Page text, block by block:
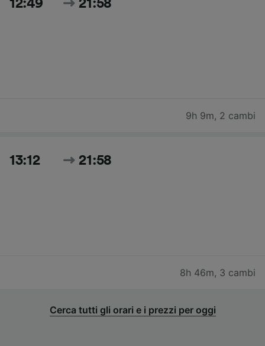
12:49 21:58
9h 9m, 2 cambi
13:12 21:58
8h 46m, 3 cambi
Cerca tutti gli orari e i prezzi per oggi